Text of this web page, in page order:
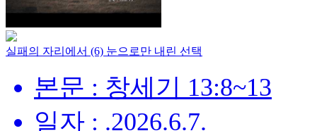
실패의 자리에서 (6) 눈으로만 내린 선택
본문 : 창세기 13:8~13
일자 : .2026.6.7.